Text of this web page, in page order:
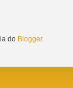
do Blogger.